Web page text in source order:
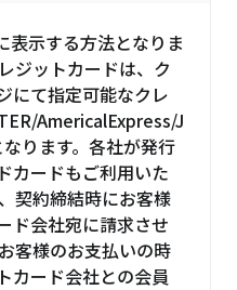
表示する方法となりま
ジットカードは、ク
にて指定可能なクレ
AmericalExpress/J
ります。各社が発行
カードもご利用いた
契約締結時にお客様
ド会社宛に請求させ
客様のお支払いの時
カード会社との会員